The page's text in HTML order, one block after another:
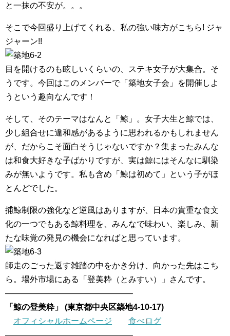
と一抹の不安が。。。
そこで今回盛り上げてくれる、私の強い味方がこちら! ジャ
ジャーン!!
目を開けるのも眩しいくらいの、ステキ女子が大集合。そ
うです。今回はこのメンバーで「築地女子会」を開催しよ
うという趣向なんです！
そして、そのテーマはなんと「鯨」。女子大生と鯨では、
少し組合せに違和感があるように思われるかもしれません
が、だからこそ面白そうじゃないですか？集まったみんな
は和食大好きな子ばかりですが、実は鯨にはそんなに馴染
みが無いようです。私も含め「鯨は初めて」という子がほ
とんどでした。
捕鯨制限の強化など逆風はありますが、日本の貴重な食文
化の一つでもある鯨料理を、みんなで味わい、楽しみ、新
たな味覚の発見の機会になればと思っています。
師走のごった返す雑踏の中をかき分け、向かった先はこち
ら。場外市場にある「登美粋（とみすい）」さんです。
———————————————–
「鯨の登美粋」 (東京都中央区築地4-10-17)
オフィシャルホームページ
食べログ